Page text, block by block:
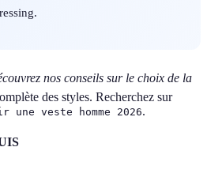
nos conseils sur le choix de la
des styles. Recherchez sur
une veste homme 2026.